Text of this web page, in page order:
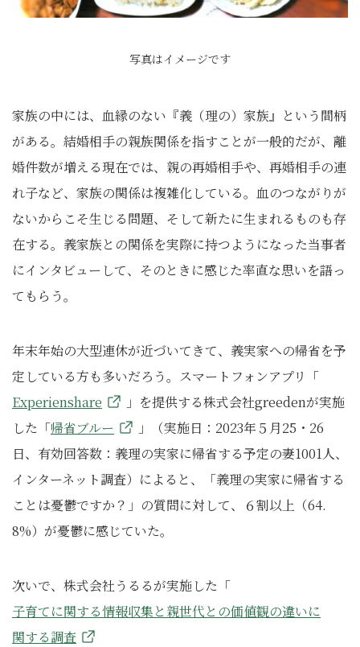
写真はイメージです
家族の中には、血縁のない『義（理の）家族』という間柄
がある。結婚相手の親族関係を指すことが一般的だが、離
婚件数が増える現在では、親の再婚相手や、再婚相手の連
れ子など、家族の関係は複雑化している。血のつながりが
ないからこそ生じる問題、そして新たに生まれるものも存
在する。義家族との関係を実際に持つようになった当事者
にインタビューして、そのときに感じた率直な思いを語っ
てもらう。
年末年始の大型連休が近づいてきて、義実家への帰省を予
定している方も多いだろう。スマートフォンアプリ「
Experienshare
」を提供する株式会社greedenが実施
した「帰省ブルー
」（実施日：2023年５月25・26
日、有効回答数：義理の実家に帰省する予定の妻1001人、
インターネット調査）によると、「義理の実家に帰省する
ことは憂鬱ですか？」の質問に対して、６割以上（64.
8%）が憂鬱に感じていた。
次いで、株式会社うるるが実施した「
子育てに関する情報収集と親世代との価値観の違いに
関する調査